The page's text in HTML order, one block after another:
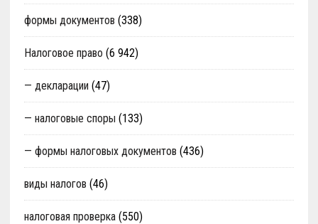
формы документов (338)
Налоговое право (6 942)
— декларации (47)
— налоговые споры (133)
— формы налоговых документов (436)
виды налогов (46)
налоговая проверка(550)